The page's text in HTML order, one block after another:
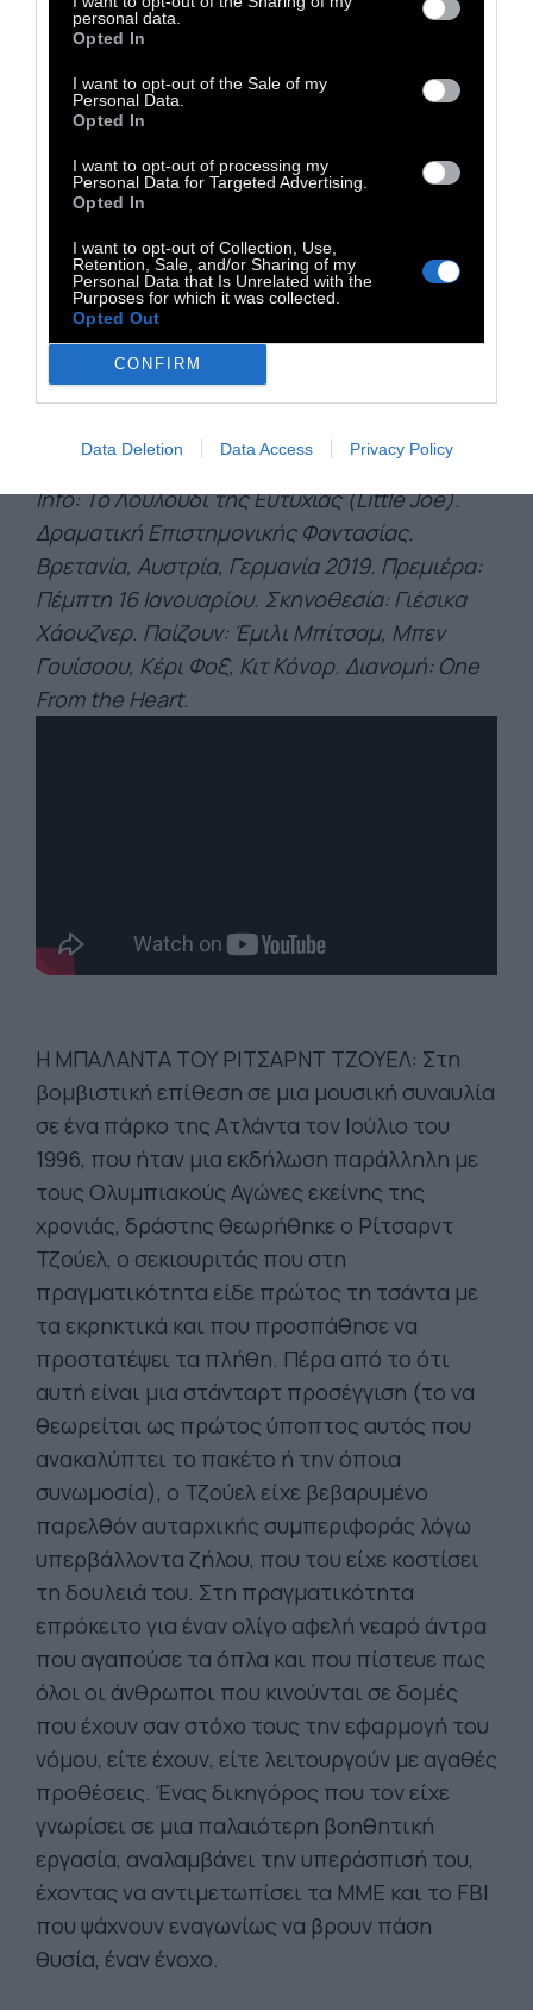
personal data.
Opted In
I want to opt-out of the Sale of my
Personal Data.
Opted In
I want to opt-out of processing my
Personal Data for Targeted Advertising.
Opted In
I want to opt-out of Collection, Use,
Retention, Sale, and/or Sharing of my
Personal Data that Is Unrelated with the
Purposes for which it was collected.
Opted Out
CONFIRM
Data Deletion Data Access Privacy Policy
περισσότερο βιτριολικό χιούμορ θα είχε
δημιουργός. Η Χάουζνερ, αντλεί το όποιο
σασπένς από τη συνεχή χρήση ήχων και της
μουσικής που από κάποια στιγμή και μετά
γίνονται εκνευριστικά. Η αλληγορία της έχει
καταφέρνει να ανταποκριθεί στις
φιλοδοξίες της, ενώ ο συσχετισμός της
δομής της ιστορίας της με τα Body
Snatchers, από τη ταινία του 1958 μέχρι
σήμερα, κάνει την εξέλιξη και το φινάλε της
Info: Το Λουλούδι της Ευτυχίας (Little Joe).
Δραματική Επιστημονικής Φαντασίας.
Βρετανία, Αυστρία, Γερμανία 2019. Πρεμιέρα:
Πέμπτη 16 Ιανουαρίου. Σκηνοθεσία: Γιέσικα
Χάουζνερ. Παίζουν: Έμιλι Μπίτσαμ, Μπεν
Γουίσοου, Κέρι Φοξ, Κιτ Κόνορ. Διανομή: One
From the Heart.
Η ΜΠΑΛΑΝΤΑ ΤΟΥ ΡΙΤΣΑΡΝΤ ΤΖΟΥΕΛ: Στη
βομβιστική επίθεση σε μια μουσική συναυλία
σε ένα πάρκο της Ατλάντα τον Ιούλιο του
1996, που ήταν μια εκδήλωση παράλληλη με
τους Ολυμπιακούς Αγώνες εκείνης της
χρονιάς, δράστης θεωρήθηκε ο Ρίτσαρντ
Τζούελ, ο σεκιουριτάς που στη
πραγματικότητα είδε πρώτος τη τσάντα με
τα εκρηκτικά και που προσπάθησε να
προστατέψει τα πλήθη. Πέρα από το ότι
αυτή είναι μια στάνταρτ προσέγγιση (το να
θεωρείται ως πρώτος ύποπτος αυτός που
ανακαλύπτει το πακέτο ή την όποια
συνωμοσία), ο Τζούελ είχε βεβαρυμένο
παρελθόν αυταρχικής συμπεριφοράς λόγω
υπερβάλλοντα ζήλου, που του είχε κοστίσει
τη δουλειά του. Στη πραγματικότητα
επρόκειτο για έναν ολίγο αφελή νεαρό άντρα
που αγαπούσε τα όπλα και που πίστευε πως
όλοι οι άνθρωποι που κινούνται σε δομές
που έχουν σαν στόχο τους την εφαρμογή του
νόμου, είτε έχουν, είτε λειτουργούν με αγαθές
προθέσεις. Ένας δικηγόρος που τον είχε
γνωρίσει σε μια παλαιότερη βοηθητική
εργασία, αναλαμβάνει την υπεράσπισή του,
έχοντας να αντιμετωπίσει τα ΜΜΕ και το FBI
που ψάχνουν εναγωνίως να βρουν πάση
θυσία, έναν ένοχο.